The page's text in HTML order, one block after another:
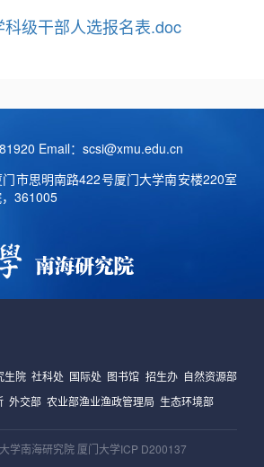
科级干部人选报名表.doc
Email：scsi@xmu.edu.cn
市思明南路422号厦门大学南安楼220室
361005
生院 社科处 国际处 图书馆 招生办 自然资源部
外交部 农业部渔业渔政管理局 生态环境部
学南海研究院 厦门大学ICP D200137